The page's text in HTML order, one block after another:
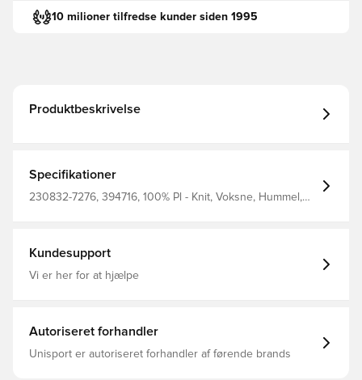
10 milioner tilfredse kunder siden 1995
Produktbeskrivelse
Specifikationer
230832-7276, 394716, 100% Pl - Knit, Voksne, Hummel,
Kundesupport
Vi er her for at hjælpe
Autoriseret forhandler
Unisport er autoriseret forhandler af førende brands